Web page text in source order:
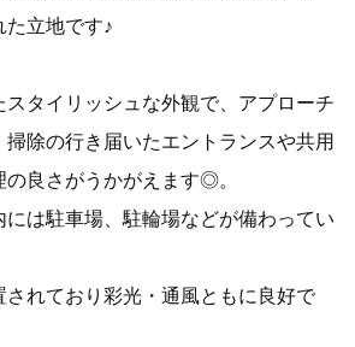
た立地です♪
スタイリッシュな外観で、アプローチ
除の行き届いたエントランスや共用
良さがうかがえます◎。
には駐車場、駐輪場などが備わってい
されており彩光・通風ともに良好で